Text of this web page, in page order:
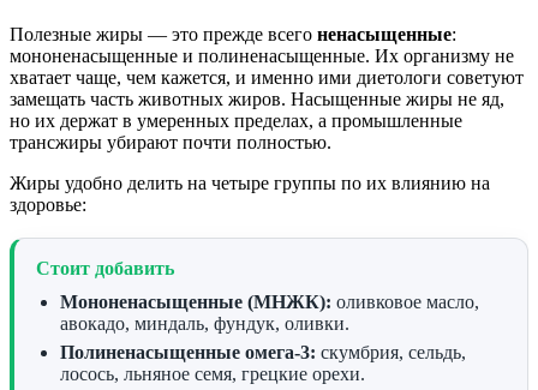
Полезные жиры — это прежде всего ненасыщенные:
мононенасыщенные и полиненасыщенные. Их организму не
хватает чаще, чем кажется, и именно ими диетологи советуют
замещать часть животных жиров. Насыщенные жиры не яд,
но их держат в умеренных пределах, а промышленные
трансжиры убирают почти полностью.
Жиры удобно делить на четыре группы по их влиянию на
здоровье:
Стоит добавить
Мононенасыщенные (МНЖК): оливковое масло,
авокадо, миндаль, фундук, оливки.
Полиненасыщенные омега-3: скумбрия, сельдь,
лосось, льняное семя, грецкие орехи.